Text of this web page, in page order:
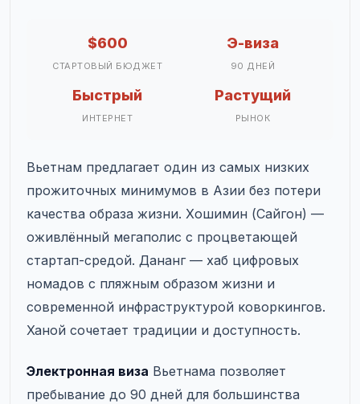
$600
СТАРТОВЫЙ БЮДЖЕТ
Э-виза
90 ДНЕЙ
Быстрый
ИНТЕРНЕТ
Растущий
РЫНОК
Вьетнам предлагает один из самых низких
прожиточных минимумов в Азии без потери
качества образа жизни. Хошимин (Сайгон) —
оживлённый мегаполис с процветающей
стартап-средой. Дананг — хаб цифровых
номадов с пляжным образом жизни и
современной инфраструктурой коворкингов.
Ханой сочетает традиции и доступность.
Электронная виза Вьетнама позволяет
пребывание до 90 дней для большинства